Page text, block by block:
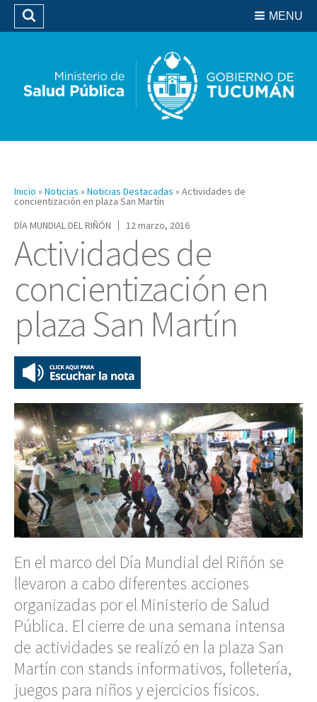
Biblioteca
MENU
Buscar
Inicio » Noticias » Noticias Destacadas » Actividades de
concientización en plaza San Martín
DÍA MUNDIAL DEL RIÑÓN
12 marzo, 2016
Actividades de
concientización en
plaza San Martín
En el marco del Día Mundial del Riñón se
llevaron a cabo diferentes acciones
organizadas por el Ministerio de Salud
Pública. El cierre de una semana intensa
de actividades se realizó en la plaza San
Martín con stands informativos, folletería,
juegos para niños y ejercicios físicos.